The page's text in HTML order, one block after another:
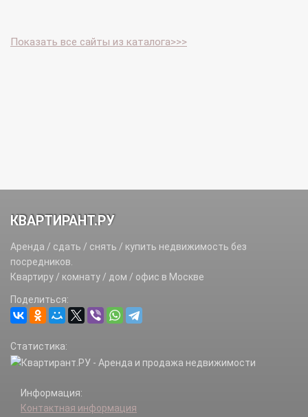
Показать все сайты из каталога>>>
КВАРТИРАНТ.РУ
Аренда / сдать / снять / купить недвижимость без
посредников.
Квартиру / комнату / дом / офис в Москве
Поделиться:
Статистика:
Информация:
Контактная информация